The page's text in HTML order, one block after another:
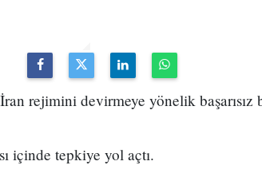
rejimini devirmeye yönelik
içinde tepkiye yol açtı.